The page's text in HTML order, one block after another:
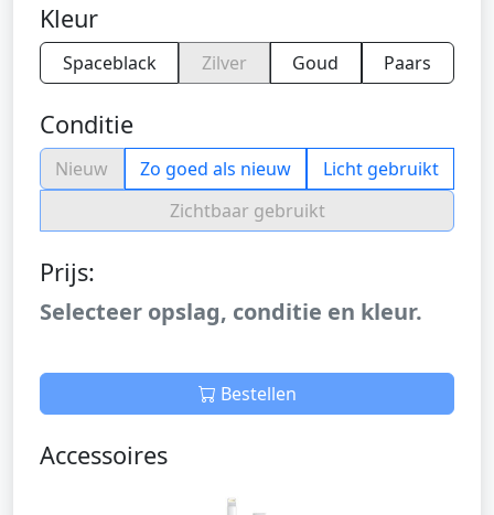
Kleur
Spaceblack Zilver Goud Paars
Conditie
Nieuw Zo goed als nieuw
Licht gebruikt
Zichtbaar gebruikt
Prijs:
Selecteer opslag, conditie en kleur.
Bestellen
Accessoires